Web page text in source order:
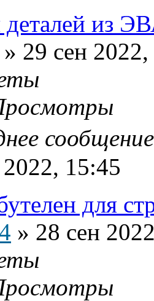
деталей из
» 29 сен
15:45
для
» 28 сен